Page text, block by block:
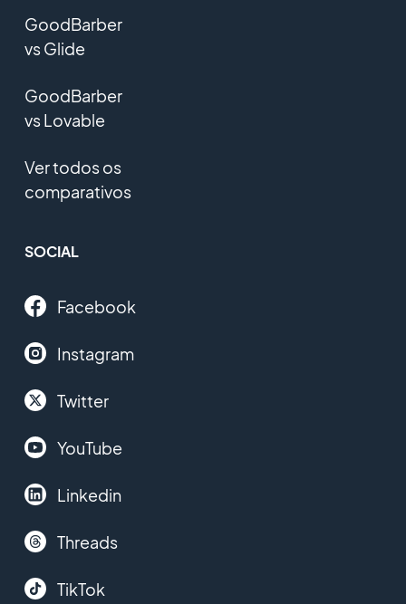
GoodBarber
vs Glide
GoodBarber
vs Lovable
Ver todos os
comparativos
SOCIAL
Facebook
Instagram
Twitter
YouTube
Linkedin
Threads
TikTok